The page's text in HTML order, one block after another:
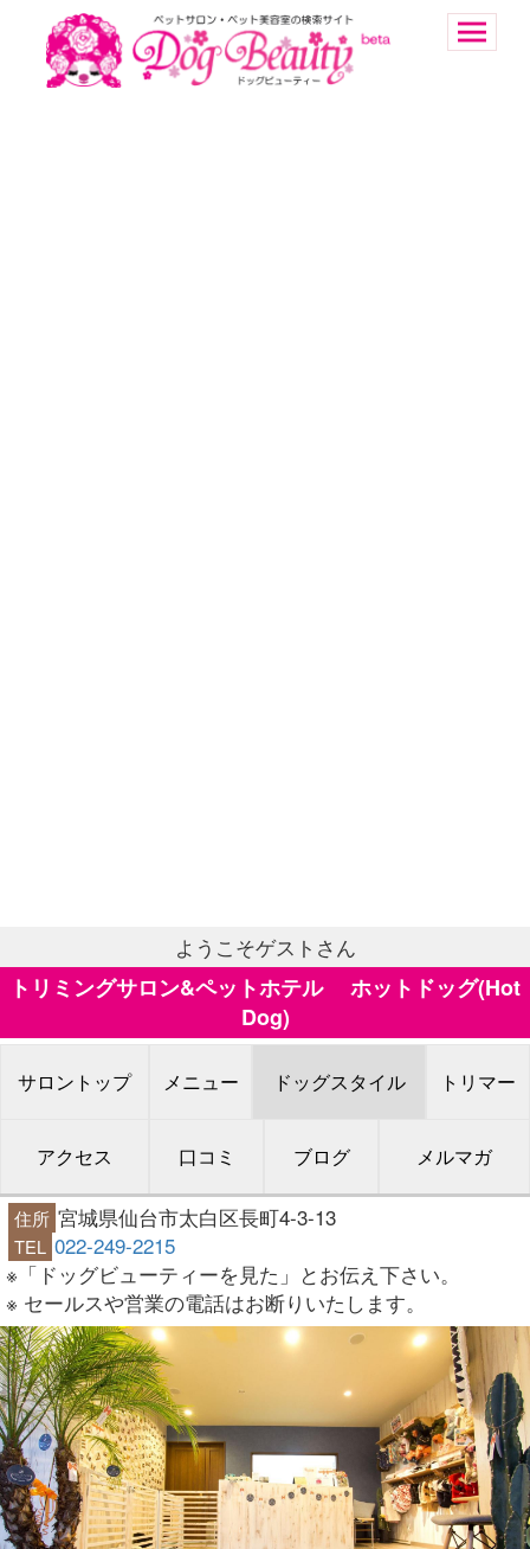
ようこそゲストさん
トリミングサロン&ペットホテル ホットドッグ(Hot
Dog)
サロントップ メニュー ドッグスタイル トリマー
アクセス 口コミ ブログ メルマガ
住所 宮城県仙台市太白区長町4-3-13
TEL 022-249-2215
※「ドッグビューティーを見た」とお伝え下さい。
※ セールスや営業の電話はお断りいたします。